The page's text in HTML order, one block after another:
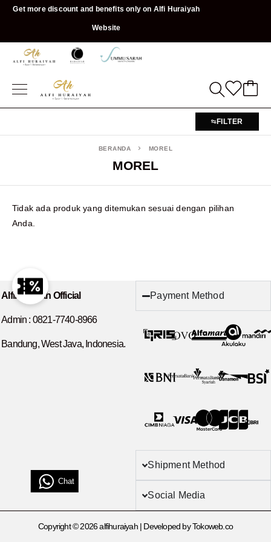
Get more discount and benefits only on Alfi Huraiyah
Website
FILTER
MOREL
BERANDA MOREL
Tidak ada produk yang ditemukan sesuai dengan pilihan
Anda.
Alfihuraiyah Official
Admin : 0821-7740-8966
Bandung, West Java, Indonesia.
Payment Method
Shipment Method
Social Media
Copyright © 2026 alfihuraiyah | Developed by Tokoweb.co
Chat